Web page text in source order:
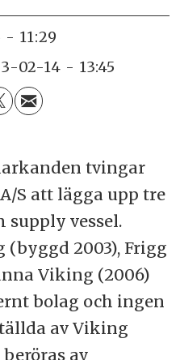
- 11:29
02-14 - 13:45
tvingar
S att lägga upp tre
supply vessel.
2003), Frigg
Viking (2006)
bolag och ingen
av Viking
av